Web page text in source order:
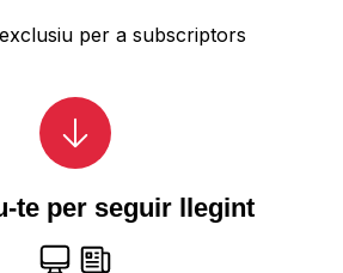
per a subscriptors